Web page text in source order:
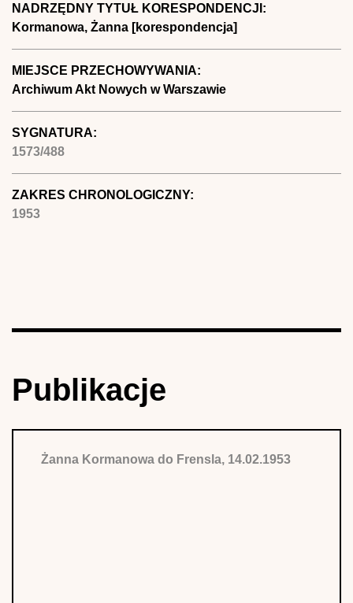
NADRZĘDNY TYTUŁ KORESPONDENCJI:
Kormanowa, Żanna [korespondencja]
MIEJSCE PRZECHOWYWANIA:
Archiwum Akt Nowych w Warszawie
SYGNATURA:
1573/488
ZAKRES CHRONOLOGICZNY:
1953
Publikacje
Żanna Kormanowa do Frensla, 14.02.1953